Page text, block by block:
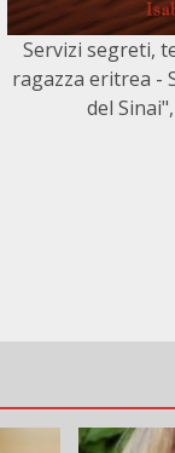
Servizi segreti,
ragazza eritrea -
del